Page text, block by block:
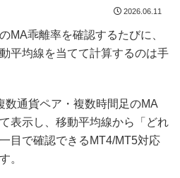
2026.06.11
MA乖離率を確認するたびに、
平均線を当てて計算するのは手
数通貨ペア・複数時間足のMA
表示し、移動平均線から「どれ
目で確認できるMT4/MT5対応
。